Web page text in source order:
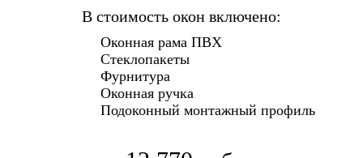
В стоимость окон включено:
Оконная рама ПВХ
Стеклопакеты
Фурнитура
Оконная ручка
Подоконный монтажный профиль